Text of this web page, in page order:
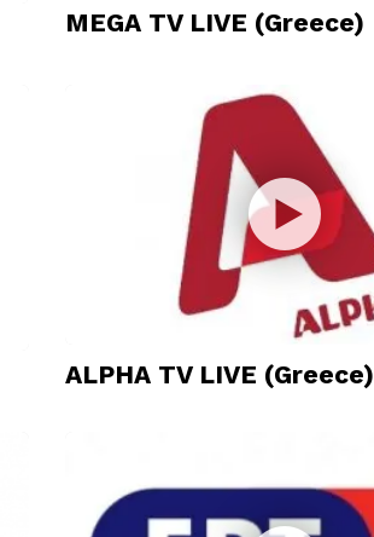
MEGA TV LIVE (Greece)
ALPHA TV LIVE (Greece)